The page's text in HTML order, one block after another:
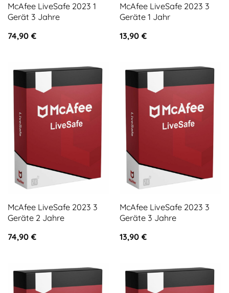
McAfee LiveSafe 2023 1
Gerät 3 Jahre
74,90 €
McAfee LiveSafe 2023 3
Geräte 1 Jahr
13,90 €
McAfee LiveSafe 2023 3
Geräte 2 Jahre
74,90 €
McAfee LiveSafe 2023 3
Geräte 3 Jahre
13,90 €